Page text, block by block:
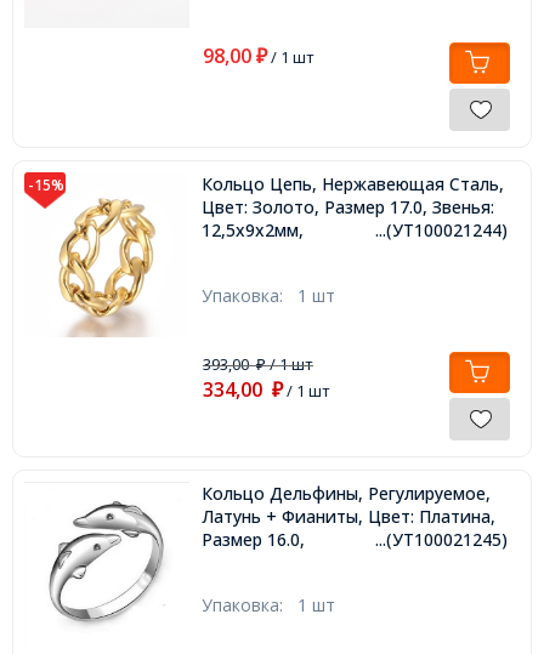
98,00 ₽/ 1 шт
-15%
Кольцо Цепь, Нержавеющая Сталь,
Цвет: Золото, Размер 17.0, Звенья:
12,5x9x2мм,
...(УТ100021244)
Упаковка: 1 шт
393,00₽/ 1 шт
334,00 ₽/ 1 шт
Кольцо Дельфины, Регулируемое,
Латунь + Фианиты, Цвет: Платина,
Размер 16.0,
...(УТ100021245)
Упаковка: 1 шт